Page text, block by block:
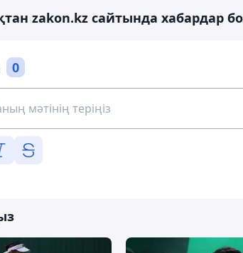
zakon.kz сайтында хабардар
0